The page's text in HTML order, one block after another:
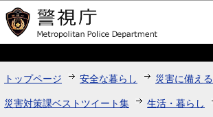
このページの本文へ移動
トップページ 安全な暮らし 災害に備える
災害対策課ベストツイート集 生活・暮らし